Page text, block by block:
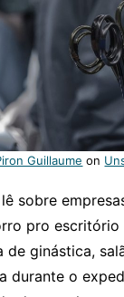
Guillaume on
sobre
pro escritório
de ginástica,
durante o